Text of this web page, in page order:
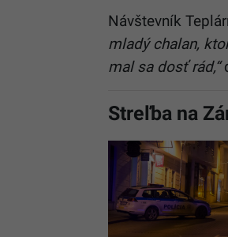
Návštevník
mladý chalan,
mal sa dosť rád,“
Streľba na